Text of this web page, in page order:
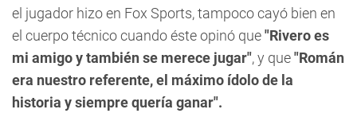
el jugador hizo en Fox Sports, tampoco cayó bien en
el cuerpo técnico cuando éste opinó que"Rivero es
mi amigo y también se merece jugar", y que"Román
era nuestro referente, el máximo ídolo de la
historia y siempre quería ganar".